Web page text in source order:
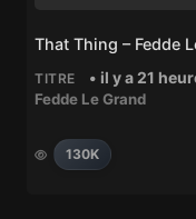
TITRE • il y a 21
Fedde Le Grand
130K